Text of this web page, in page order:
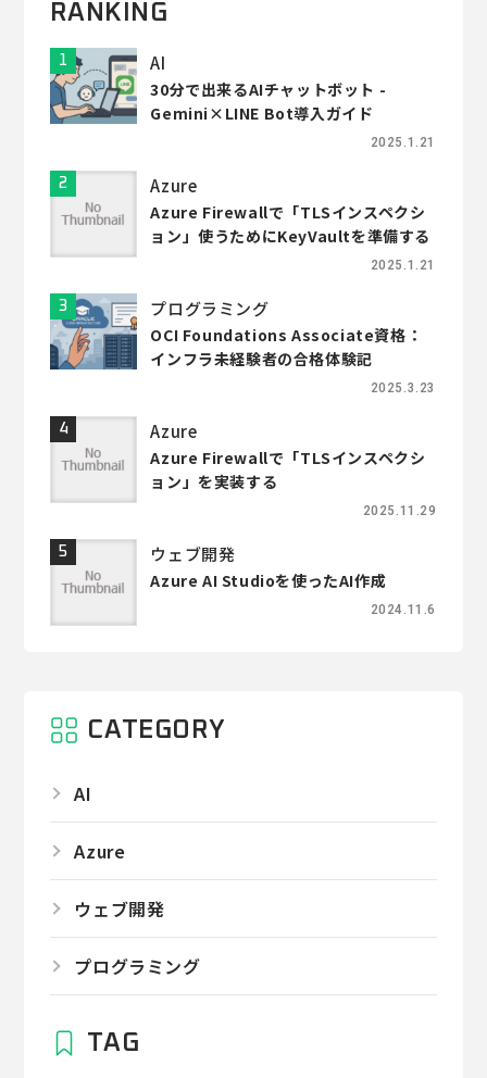
RANKING
AI
30分で出来るAIチャットボット -
Gemini×LINE Bot導入ガイド
2025.1.21
Azure
Azure Firewallで「TLSインスペクシ
ョン」使うためにKeyVaultを準備する
2025.1.21
プログラミング
OCI Foundations Associate資格：
インフラ未経験者の合格体験記
2025.3.23
Azure
Azure Firewallで「TLSインスペクシ
ョン」を実装する
2025.11.29
ウェブ開発
Azure AI Studioを使ったAI作成
2024.11.6
CATEGORY
AI
Azure
ウェブ開発
プログラミング
TAG